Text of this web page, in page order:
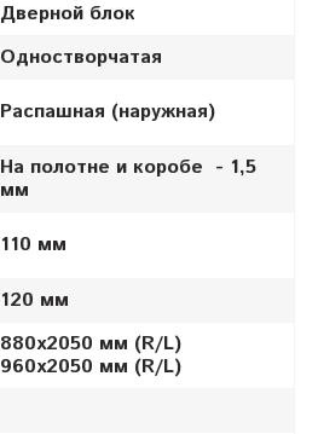
Дверной блок
Одностворчатая
Распашная (наружная)
На полотне и коробе - 1,5
мм
110 мм
120 мм
880х2050 мм (R/L)
960х2050 мм (R/L)